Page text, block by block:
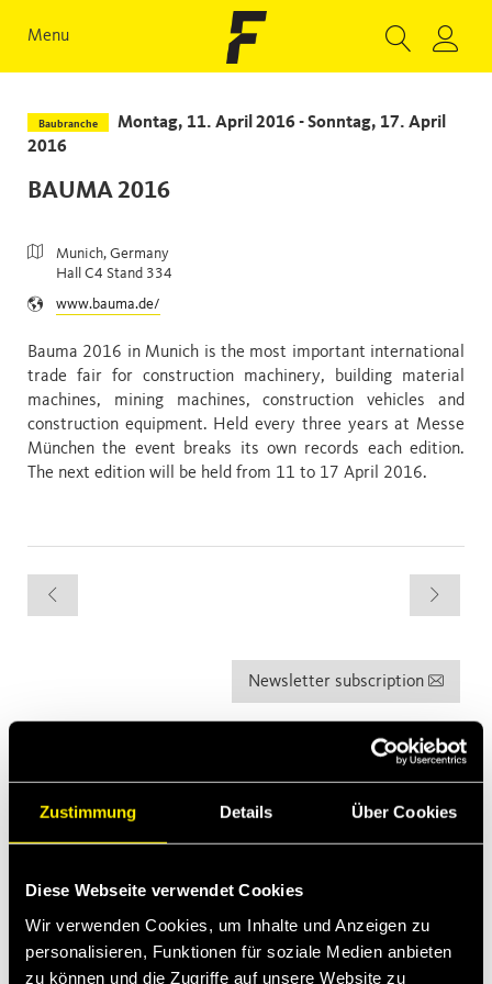
Zustimmung Details Über Cookies
Diese Webseite verwendet Cookies
Wir verwenden Cookies, um Inhalte und Anzeigen zu
personalisieren, Funktionen für soziale Medien anbieten
zu können und die Zugriffe auf unsere Website zu
Menu
Baubranche
Montag, 11. April 2016 - Sonntag, 17. April
2016
BAUMA 2016
Munich, Germany
Hall C4 Stand 334
www.bauma.de/
Bauma 2016 in Munich is the most important international
trade fair for construction machinery, building material
machines, mining machines, construction vehicles and
construction equipment. Held every three years at Messe
München the event breaks its own records each edition.
The next edition will be held from 11 to 17 April 2016.
Newsletter subscription
Faster expands into Thermal Management
Mrz 2, 2026
Large-Scale Excavators and Demolition Excavators